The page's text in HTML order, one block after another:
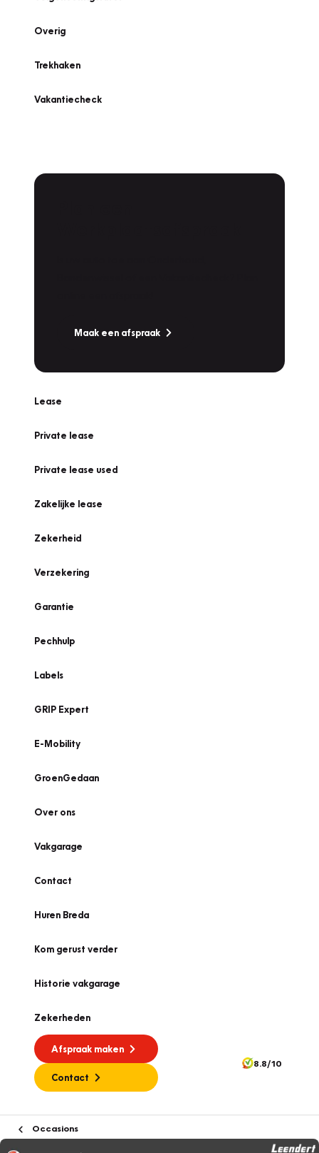
Overig
Trekhaken
Vakantiecheck
Maak een afspraak
Lease
Private lease
Private lease used
Zakelijke lease
Zekerheid
Verzekering
Garantie
Pechhulp
Labels
GRIP Expert
E-Mobility
GroenGedaan
Over ons
Vakgarage
Contact
Huren Breda
Kom gerust verder
Historie vakgarage
Zekerheden
Afspraak maken
Contact
8.8/10
Occasions